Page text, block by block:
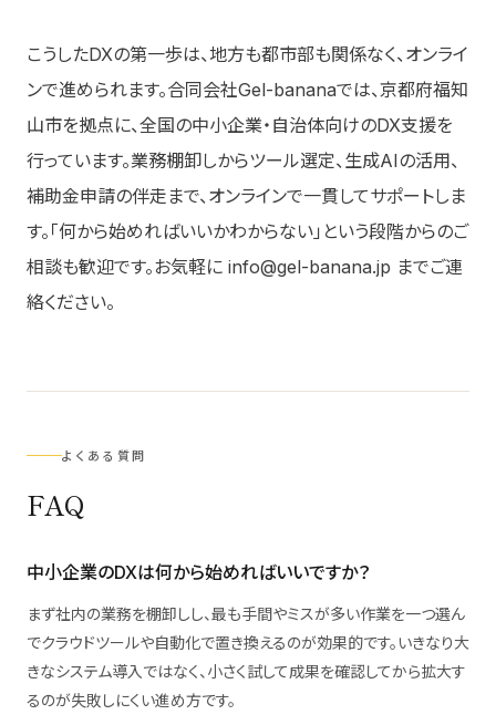
こうしたDXの第一歩は、地方も都市部も関係なく、オンライ
ンで進められます。合同会社Gel-bananaでは、京都府福知
山市を拠点に、全国の中小企業・自治体向けのDX支援を
行っています。業務棚卸しからツール選定、生成AIの活用、
補助金申請の伴走まで、オンラインで一貫してサポートしま
す。「何から始めればいいかわからない」という段階からのご
相談も歓迎です。お気軽に info@gel-banana.jp までご連
絡ください。
よくある質問
FAQ
中小企業のDXは何から始めればいいですか？
まず社内の業務を棚卸しし、最も手間やミスが多い作業を一つ選ん
でクラウドツールや自動化で置き換えるのが効果的です。いきなり大
きなシステム導入ではなく、小さく試して成果を確認してから拡大す
るのが失敗しにくい進め方です。